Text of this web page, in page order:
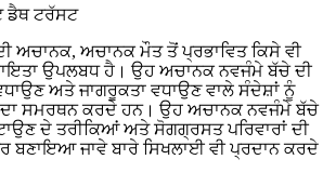
ਡੈਥ ਟਰੱਸਟ
ਅਚਾਨਕ, ਅਚਾਨਕ ਮੌਤ ਤੋਂ ਪ੍ਰਭਾਵਿਤ ਕਿਸੇ ਵੀ
ਉਪਲਬਧ ਹੈ। ਉਹ ਅਚਾਨਕ ਨਵਜੰਮੇ ਬੱਚੇ ਦੀ
ਅਤੇ ਜਾਗਰੂਕਤਾ ਵਧਾਉਣ ਵਾਲੇ ਸੰਦੇਸ਼ਾਂ ਨੂੰ
ਸਮਰਥਨ ਕਰਦੇ ਹਨ। ਉਹ ਅਚਾਨਕ ਨਵਜੰਮੇ ਬੱਚੇ
ਦੇ ਤਰੀਕਿਆਂ ਅਤੇ ਸੋਗਗ੍ਰਸਤ ਪਰਿਵਾਰਾਂ ਦੀ
ਬਣਾਇਆ ਜਾਵੇ ਬਾਰੇ ਸਿਖਲਾਈ ਵੀ ਪ੍ਰਦਾਨ ਕਰਦੇ